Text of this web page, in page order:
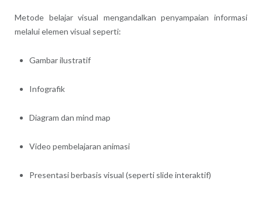
Metode belajar visual mengandalkan penyampaian informasi
melalui elemen visual seperti:
Gambar ilustratif
Infografik
Diagram dan mind map
Video pembelajaran animasi
Presentasi berbasis visual (seperti slide interaktif)